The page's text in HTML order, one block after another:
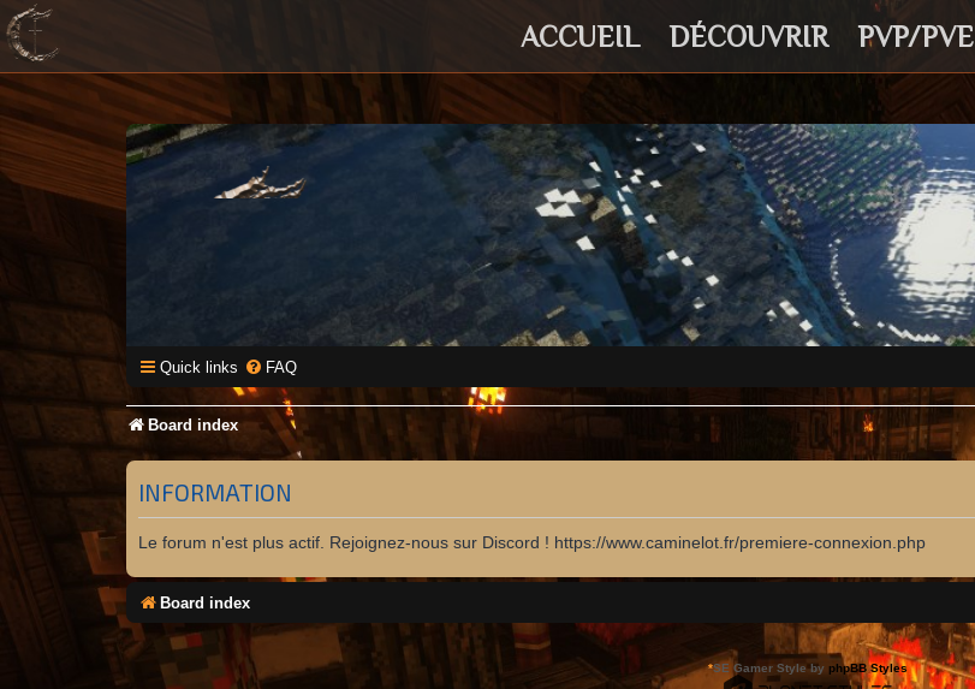
ACCUEIL DÉCOUVRIR PVP/PVE
Quick links FAQ
Board index
INFORMATION
Le forum n'est plus actif. Rejoignez-nous sur Discord ! https://www.caminelot.fr/premiere-connexion.php
Board index
*SE Gamer Style by phpBB Styles